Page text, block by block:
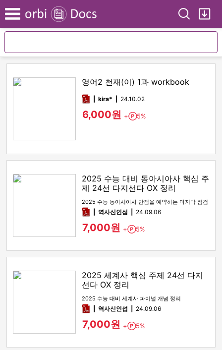
Menu Search
영어2 천재(이) 1과 workbook
pdfkira* 24.10.02
6,000원 + Point
5%
2025 수능 대비 동아시아사 핵심 주
제 24선 다지선다 OX 정리
2025 수능 동아시아사 만점을 예약하는 마지막 점검
pdf역사신인섭 24.09.06
7,000원 + Point
5%
2025 세계사 핵심 주제 24선 다지
선다 OX 정리
2025 수능 대비 세계사 파이널 개념 정리
pdf역사신인섭 24.09.06
7,000원 + Point
5%